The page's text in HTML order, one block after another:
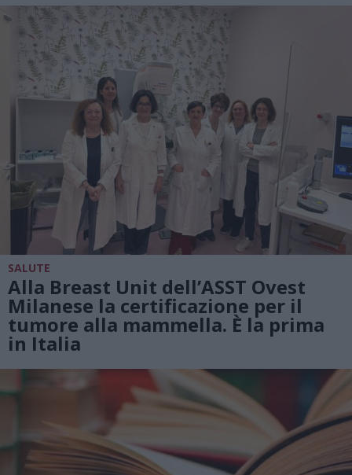
SALUTE
Alla Breast Unit dell’ASST Ovest
Milanese la certificazione per il
tumore alla mammella. È la prima
in Italia